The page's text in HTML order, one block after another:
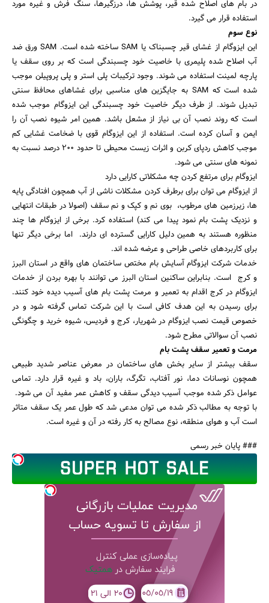
در بام های اصلاح شده قیر، پوشش ها، درزگیرها، سنگ فرش و غیره مورد
استفاده قرار می گیرد.
نوع سوم
این ایزوگام از غشای قیر چسبناک یا SAM ساخته شده است. SAM ورق ضد
آب اصلاح شده پلیمری با خاصیت خود چسبندگی است که بر روی سقف یا
پارچه لمینت استفاده می شوند. وجود ترکیبات پلی استر و پلی پروپیلن موجب
شده است که SAM به جایگزین های مناسبی برای غشاهای محافظ سنتی
تبدیل شوند. از طرف دیگر خاصیت خود چسبندگی این ایزوگام موجب شده
است که روند نصب آن بی نیاز از مشعل باشد. همین امر شیوه نصب آن را
ایمن و آسان کرده است. استفاده از این ایزوگام قوی با ضخامت غشایی کم
موجب کاهش ردپای کربن و اثرات زیست محیطی تا حدود 200 درصد نسبت به
نمونه های سنتی می شود.
ایزوگام برای مرتفع کردن چه مشکلاتی کارایی دارد
از ایزوگام می توان برای برطرف کردن مشکلات ناشی از آب همچون افتادگی پایه
ها، زیرزمین های مرطوب، بوی نم و کپک و نم سقف (اصولا در طبقات انتهایی
و نزدیک پشت بام نمود پیدا می کند) استفاده کرد. برخی از ایزوگام ها چند
منظوره هستند به همین دلیل کارایی گسترده ای دارند. اما برخی دیگر تنها
برای کاربردهای خاصی طراحی و عرضه شده اند.
خدمات شرکت ایزوگام آسایش بام مختص ساختمان های واقع در استان البرز
و کرج است. بنابراین ساکنین استان البرز می توانند با بهره بردن از خدمات
ایزوگام در کرج اقدام به تعمیر و مرمت پشت بام های آسیب دیده خود کنند.
برای رسیدن به این هدف کافی است با این شرکت تماس گرفته شود و در
خصوص قیمت نصب ایزوگام در شهریار، کرج و فردیس، شیوه خرید و چگونگی
نصب آن سوالاتی مطرح شود.
مرمت و تعمیر سقف پشت بام
سقف بیشتر از سایر بخش های ساختمان در معرض عناصر شدید طبیعی
همچون نوسانات دما، نور آفتاب، تگرگ، باران، باد و غیره قرار دارد. تمامی
عوامل ذکر شده موجب آسیب دیدگی سقف و کاهش عمر مفید آن می شود.
با توجه به مطالب ذکر شده می توان مدعی شد که طول عمر یک سقف متاثر
است آب و هوای منطقه، نوع مصالح به کار رفته در آن و غیره است.
### پایان خبر رسمی